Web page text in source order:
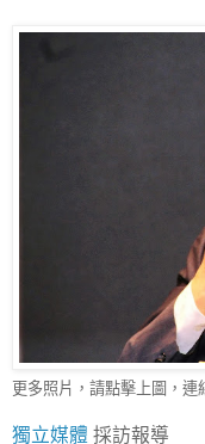
更多照片，請點擊上圖，連
獨立媒體 採訪報導